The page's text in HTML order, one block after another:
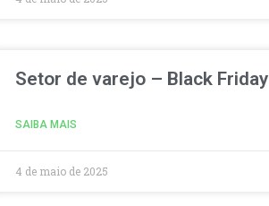
Setor de varejo – Black Friday
SAIBA MAIS
4 de maio de 2025